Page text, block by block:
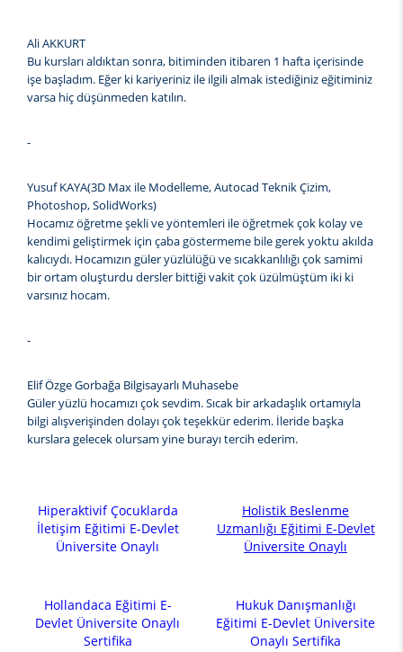
Ali AKKURT
Bu kursları aldıktan sonra, bitiminden itibaren 1 hafta içerisinde
işe başladım. Eğer ki kariyeriniz ile ilgili almak istediğiniz eğitiminiz
varsa hiç düşünmeden katılın.
-
Yusuf KAYA(3D Max ile Modelleme, Autocad Teknik Çizim,
Photoshop, SolidWorks)
Hocamız öğretme şekli ve yöntemleri ile öğretmek çok kolay ve
kendimi geliştirmek için çaba göstermeme bile gerek yoktu akılda
kalıcıydı. Hocamızın güler yüzlülüğü ve sıcakkanlılığı çok samimi
bir ortam oluşturdu dersler bittiği vakit çok üzülmüştüm iki ki
varsınız hocam.
-
Elif Özge Gorbağa Bilgisayarlı Muhasebe
Güler yüzlü hocamızı çok sevdim. Sıcak bir arkadaşlık ortamıyla
bilgi alışverişinden dolayı çok teşekkür ederim. İleride başka
kurslara gelecek olursam yine burayı tercih ederim.
Hiperaktivif Çocuklarda
İletişim Eğitimi E-Devlet
Üniversite Onaylı
Holistik Beslenme
Uzmanlığı Eğitimi E-Devlet
Üniversite Onaylı
Hollandaca Eğitimi E-
Devlet Üniversite Onaylı
Sertifika
Hukuk Danışmanlığı
Eğitimi E-Devlet Üniversite
Onaylı Sertifika